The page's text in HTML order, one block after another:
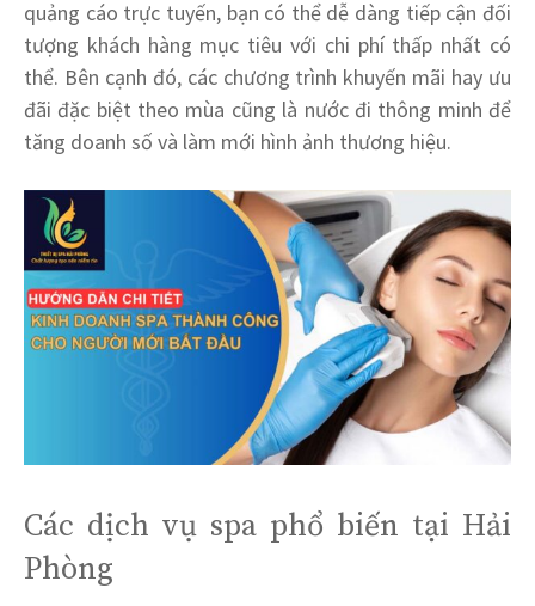
quảng cáo trực tuyến, bạn có thể dễ dàng tiếp cận đối
tượng khách hàng mục tiêu với chi phí thấp nhất có
thể. Bên cạnh đó, các chương trình khuyến mãi hay ưu
đãi đặc biệt theo mùa cũng là nước đi thông minh để
tăng doanh số và làm mới hình ảnh thương hiệu.
Các dịch vụ spa phổ biến tại Hải
Phòng